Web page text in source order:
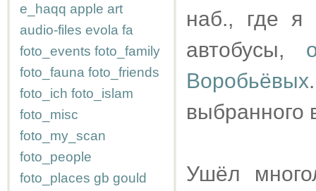
e_haqq apple art
audio-files evola fa
foto_events foto_family
foto_fauna foto_friends
foto_ich foto_islam
foto_misc
foto_my_scan
foto_people
foto_places gb gould
наб., где я
автобусы,
Воробьёвых
выбранного
Ушёл